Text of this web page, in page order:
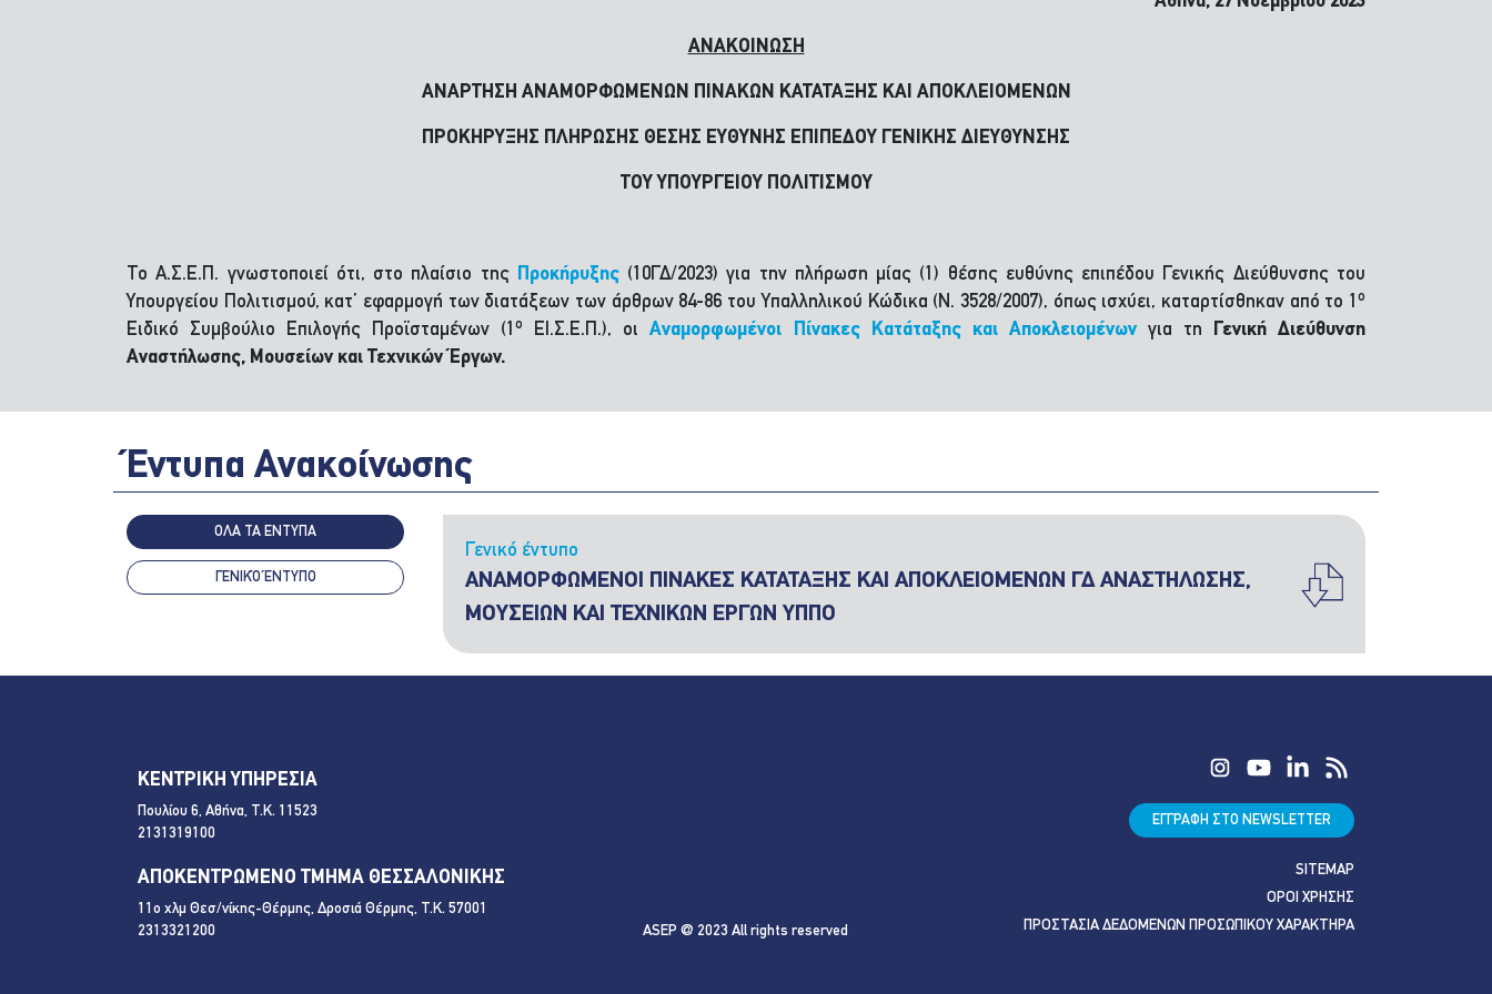
ΑΝΑΚΟΙΝΩΣΗ
ΑΝΑΡΤΗΣΗ ΑΝΑΜΟΡΦΩΜΕΝΩΝ ΠΙΝΑΚΩΝ ΚΑΤΑΤΑΞΗΣ ΚΑΙ ΑΠΟΚΛΕΙΟΜΕΝΩΝ
ΠΡΟΚΗΡΥΞΗΣ ΠΛΗΡΩΣΗΣ ΘΕΣΗΣ ΕΥΘΥΝΗΣ ΕΠΙΠΕΔΟΥ ΓΕΝΙΚΗΣ ΔΙΕΥΘΥΝΣΗΣ
ΤΟΥ ΥΠΟΥΡΓΕΙΟΥ ΠΟΛΙΤΙΣΜΟΥ
Το Α.Σ.Ε.Π. γνωστοποιεί ότι, στο πλαίσιο της Προκήρυξης(10ΓΔ/2023) για την πλήρωση μίας (1) θέσης ευθύνης επιπέδου Γενικής Διεύθυνσης του
Υπουργείου Πολιτισμού, κατ’ εφαρμογή των διατάξεων των άρθρων 84-86 του Υπαλληλικού Κώδικα (Ν. 3528/2007), όπως ισχύει, καταρτίσθηκαν από το 1 ο
Ειδικό Συμβούλιο Επιλογής Προϊσταμένων (1ο ΕΙ.Σ.Ε.Π.), οιΑναμορφωμένοι Πίνακες Κατάταξης και Αποκλειομένωνγια τη
Γενική Διεύθυνση
Αναστήλωσης, Μουσείων και Τεχνικών Έργων.
Έντυπα Ανακοίνωσης
ΟΛΑ ΤΑ ΕΝΤΥΠΑ
ΓΕΝΙΚΌ ΈΝΤΥΠΟ
Γενικό έντυπο
ΑΝΑΜΟΡΦΩΜΕΝΟΙ ΠΙΝΑΚΕΣ ΚΑΤΑΤΑΞΗΣ ΚΑΙ ΑΠΟΚΛΕΙΟΜΕΝΩΝ ΓΔ ΑΝΑΣΤΗΛΩΣΗΣ,
ΜΟΥΣΕΙΩΝ ΚΑΙ ΤΕΧΝΙΚΩΝ ΕΡΓΩΝ ΥΠΠΟ
ΚΕΝΤΡΙΚΗ ΥΠΗΡΕΣΙΑ
Πουλίου 6, Αθήνα, Τ.Κ. 11523
2131319100
ΑΠΟΚΕΝΤΡΩΜΕΝΟ ΤΜΗΜΑ ΘΕΣΣΑΛΟΝΙΚΗΣ
11ο χλμ Θεσ/νίκης-Θέρμης, Δροσιά Θέρμης, Τ.Κ. 57001
2313321200
ASEP @ 2023 All rights reserved
ΕΓΓΡΑΦΗ ΣΤΟ NEWSLETTER
SITEMAP
ΟΡΟΙ ΧΡΗΣΗΣ
ΠΡΟΣΤΑΣΙΑ ΔΕΔΟΜΕΝΩΝ ΠΡΟΣΩΠΙΚΟΥ ΧΑΡΑΚΤΗΡΑ